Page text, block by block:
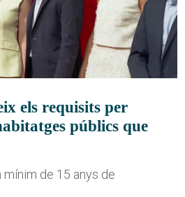
els requisits per
públics que
mínim de 15 anys de